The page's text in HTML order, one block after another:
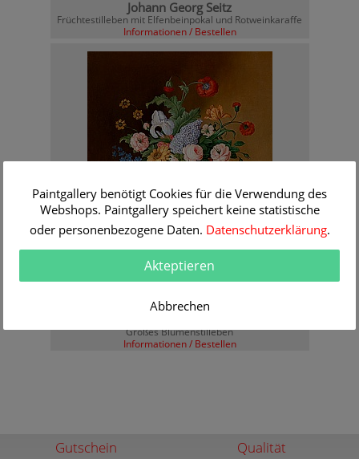
Johann Georg Seitz
Früchtestilleben mit Elfenbeinpokal und Rotweinkaraffe
Informationen / Bestellen
Großes Blumenstilleben
Informationen / Bestellen
Gutschein Qualität
Paintgallery benötigt Cookies für die Verwendung des
Webshops. Paintgallery speichert keine statistische
oder personenbezogene Daten. Datenschutzerklärung.
Akteptieren
Abbrechen